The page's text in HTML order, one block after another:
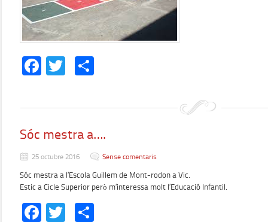
Facebook
Twitter
Sóc mestra a….
25 octubre 2016 Sense comentaris
Sóc mestra a l’Escola Guillem de Mont-rodon a Vic.
Estic a Cicle Superior però m’interessa molt l’Educació Infantil.
Facebook
Twitter